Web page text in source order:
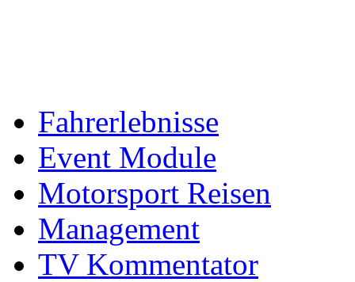
Fahrerlebnisse
Event Module
Motorsport Reisen
Management
TV Kommentator